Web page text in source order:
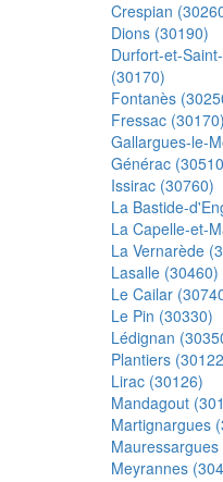
Crespian
Dions (30190)
Durfort-et-
(30170)
Fontanès
Fressac (30170)
Gallargues-le-
Générac
Issirac (30760)
La Bastide-
La Capelle-et-
La Vernarède
Lasalle (30460)
Le Cailar
Le Pin (30330)
Lédignan
Plantiers
Lirac (30126)
Mandagout
Martignargues
Meyrannes